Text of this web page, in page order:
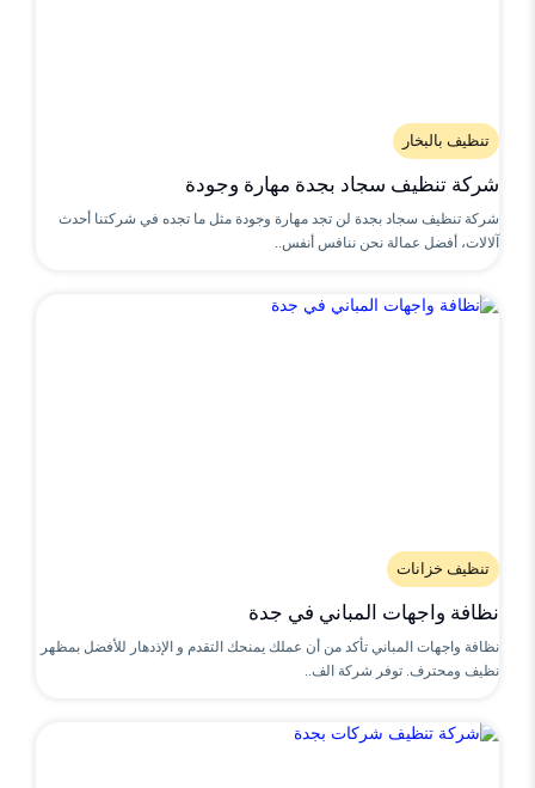
تنظيف بالبخار
شركة تنظيف سجاد بجدة مهارة وجودة
شركة تنظيف سجاد بجدة لن تجد مهارة وجودة مثل ما تجده في شركتنا أحدث
آلالات، أفضل عمالة نحن ننافس أنفس..
تنظيف خزانات
نظافة واجهات المباني في جدة
نظافة واجهات المباني تأكد من أن عملك يمنحك التقدم و الإذدهار للأفضل بمظهر
نظيف ومحترف. توفر شركة الف..